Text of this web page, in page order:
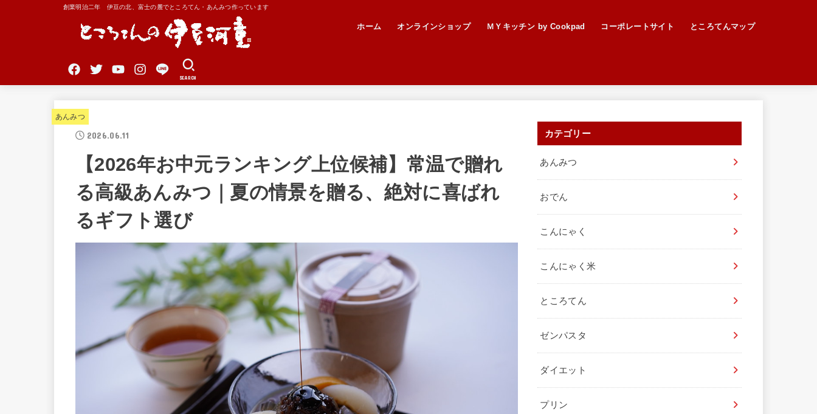
創業明治二年 伊豆の北、富士の麓でところてん・あんみつ作っています
ホーム オンラインショップ ＭＹキッチン by Cookpad コーポレートサイト ところてんマップ
SEARCH
あんみつ
2026.06.11
【2026年お中元ランキング上位候補】常温で贈れ
る高級あんみつ｜夏の情景を贈る、絶対に喜ばれ
るギフト選び
カテゴリー
あんみつ
おでん
こんにゃく
こんにゃく米
ところてん
ゼンパスタ
ダイエット
プリン